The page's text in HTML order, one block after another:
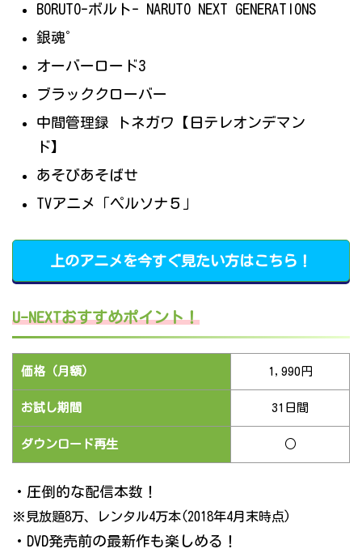
BORUTO-ボルト- NARUTO NEXT GENERATIONS
銀魂゜
オーバーロード3
ブラッククローバー
中間管理録 トネガワ【日テレオンデマン
ド】
あそびあそばせ
TVアニメ「ペルソナ５」
上のアニメを今すぐ見たい方はこちら！
U-NEXTおすすめポイント！
価格（月額） 1,990円
お試し期間 31日間
ダウンロード再生 ○
・圧倒的な配信本数！
※見放題8万、レンタル4万本(2018年4月末時点)
・DVD発売前の最新作も楽しめる！